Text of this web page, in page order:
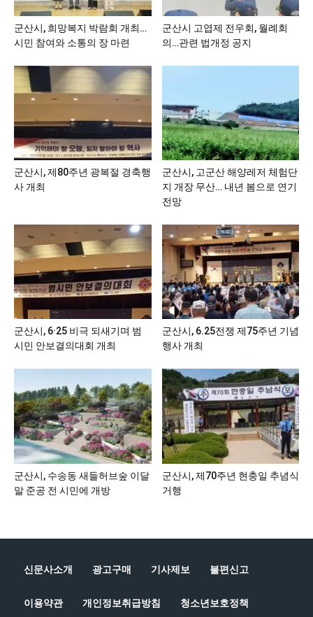
군산시, 희망복지 박람회 개최…
시민 참여와 소통의 장 마련
군산시 고엽제 전우회, 월례회
의…관련 법개정 공지
군산시, 제80주년 광복절 경축행
사 개최
군산시, 고군산 해양레저 체험단
지 개장 무산… 내년 봄으로 연기
전망
군산시, 6·25 비극 되새기며 범
시민 안보결의대회 개최
군산시, 6.25전쟁 제75주년 기념
행사 개최
군산시, 수송동 새들허브숲 이달
말 준공 전 시민에 개방
군산시, 제70주년 현충일 추념식
거행
신문사소개 광고구매 기사제보 불편신고
이용약관 개인정보취급방침 청소년보호정책